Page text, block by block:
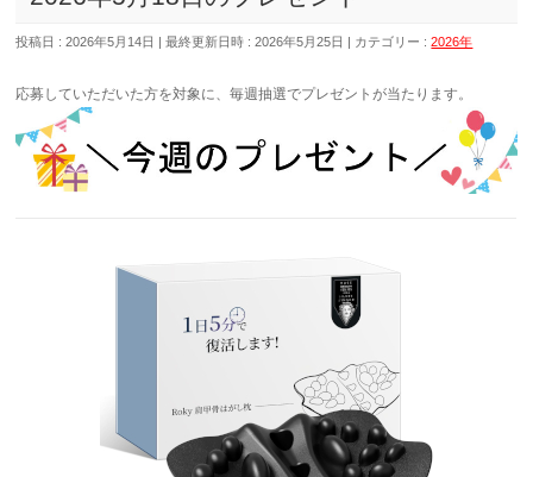
投稿日 : 2026年5月14日 最終更新日時 : 2026年5月25日 カテゴリー :2026年
応募していただいた方を対象に、毎週抽選でプレゼントが当たります。